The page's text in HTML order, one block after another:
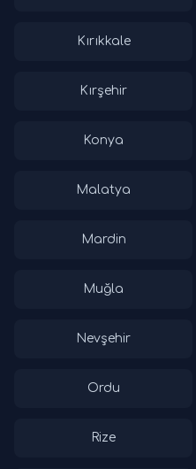
Kırıkkale
Kırşehir
Konya
Malatya
Mardin
Muğla
Nevşehir
Ordu
Rize